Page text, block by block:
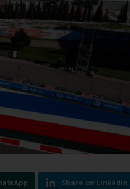
Share on Linkedin